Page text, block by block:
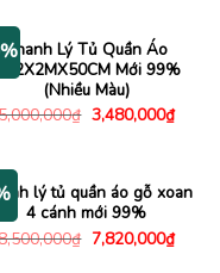
Thanh Lý Tủ Quần Áo
1M2X2MX50CM Mới 99%
(Nhiều Màu)
₫ Giá
gốc
3,480,000₫Giá
hiện
lý tủ quần áo gỗ xoan
4 cánh mới 99%
₫ Giá
gốc
7,820,000₫Giá
hiện